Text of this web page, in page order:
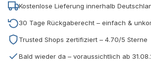
Kostenlose Lieferung innerhalb
30 Tage Rückgaberecht – einfach &
Trusted Shops zertifiziert – 4.70/5 Sterne
Bald wieder da – voraussichtlich ab